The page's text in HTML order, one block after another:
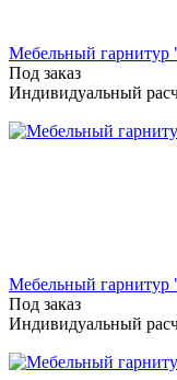
Мебельный
Под заказ
Индивидуальный
Мебельный
Под заказ
Индивидуальный